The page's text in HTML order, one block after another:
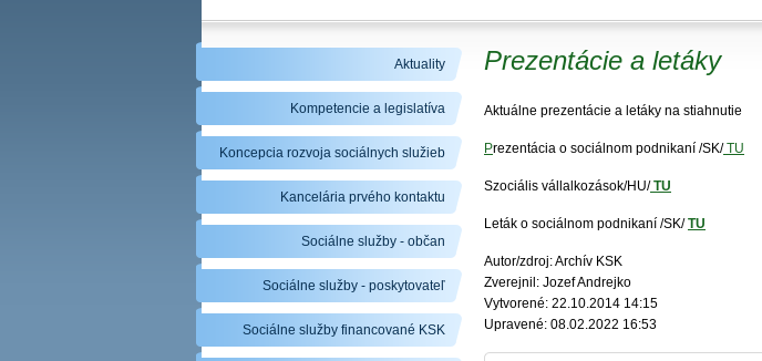
Prezentácie a letáky
Aktuálne prezentácie a letáky na stiahnutie
Prezentácia o sociálnom podnikaní /SK/TU
Szociális vállalkozások/HU/ TU
Leták o sociálnom podnikaní /SK/TU
Autor/zdroj: Archív KSK
Zverejnil: Jozef Andrejko
Vytvorené: 22.10.2014 14:15
Upravené: 08.02.2022 16:53
Aktuality
Kompetencie a legislatíva
Koncepcia rozvoja sociálnych služieb
Kancelária prvého kontaktu
Sociálne služby - občan
Sociálne služby - poskytovateľ
Sociálne služby financované KSK